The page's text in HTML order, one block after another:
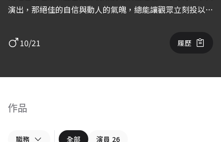
演出，那絕佳的自信與動人的氣魄，總能讓觀眾立刻投以吸
就叫堅持，所以總是期許自己能夠為夢想以及戲劇時刻準備
著，一步一步向前邁進，期待能有機會與你們一同合作，創
10/21 履歷
作品
職務 全部 演員 26